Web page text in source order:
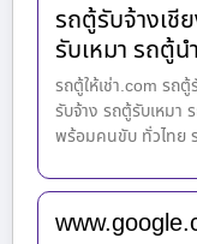
รถตู้รับจ้างเชี
รับเหมา รถตู้น
รถตู้ให้เช่า.com รถ
รับจ้าง รถตู้รับเหมา
พร้อมคนขับ ทั่วไทย